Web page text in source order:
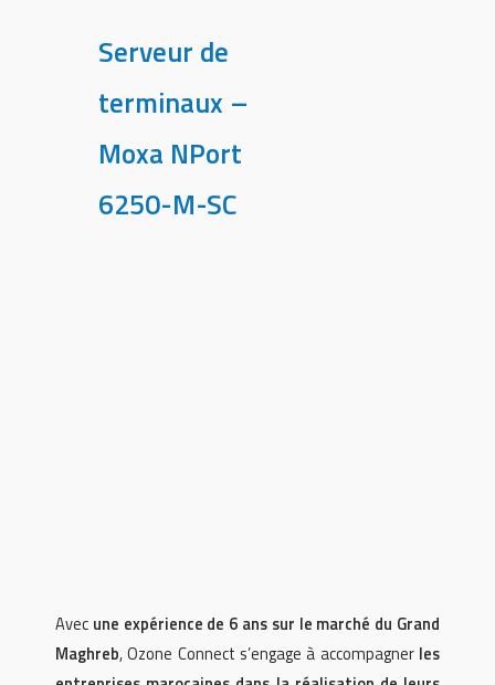
Serveur de
terminaux –
Moxa NPort
6250-M-SC
Avec une expérience de 6 ans sur le marché du Grand
Maghreb, Ozone Connect s’engage à accompagner les